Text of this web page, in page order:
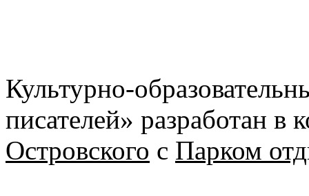
Культурно-
писателей» разработан в
Островского с Парком